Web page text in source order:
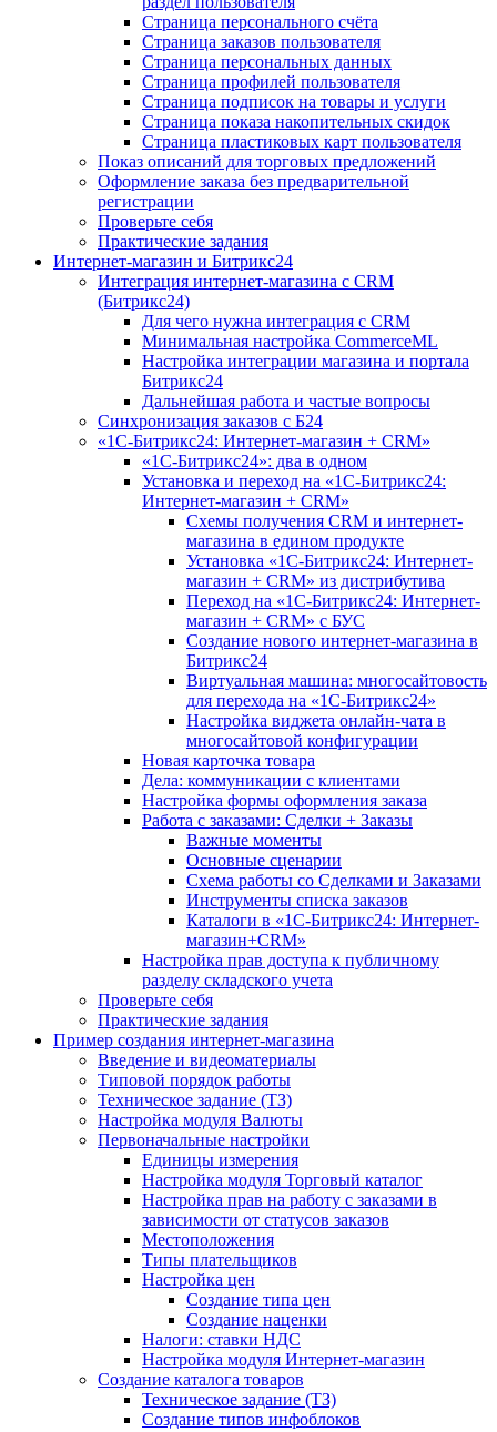
Страница персонального счёта
Страница заказов пользователя
Страница персональных данных
Страница профилей пользователя
Страница подписок на товары и услуги
Страница показа накопительных скидок
Страница пластиковых карт пользователя
Показ описаний для торговых предложений
Оформление заказа без предварительной
регистрации
Проверьте себя
Практические задания
Интернет-магазин и Битрикс24
Интеграция интернет-магазина с CRM
(Битрикс24)
Для чего нужна интеграция с CRM
Минимальная настройка CommerceML
Настройка интеграции магазина и портала
Битрикс24
Дальнейшая работа и частые вопросы
Синхронизация заказов с Б24
«1С-Битрикс24: Интернет-магазин + CRM»
«1С-Битрикс24»: два в одном
Установка и переход на «1С-Битрикс24:
Интернет-магазин + CRM»
Схемы получения CRM и интернет-
магазина в едином продукте
Установка «1С-Битрикс24: Интернет-
магазин + CRM» из дистрибутива
Переход на «1С-Битрикс24: Интернет-
магазин + CRM» с БУС
Создание нового интернет-магазина в
Битрикс24
Виртуальная машина: многосайтовость
для перехода на «1С-Битрикс24»
Настройка виджета онлайн-чата в
многосайтовой конфигурации
Новая карточка товара
Дела: коммуникации с клиентами
Настройка формы оформления заказа
Работа с заказами: Сделки + Заказы
Важные моменты
Основные сценарии
Схема работы со Сделками и Заказами
Инструменты списка заказов
Каталоги в «1С-Битрикс24: Интернет-
магазин+CRM»
Настройка прав доступа к публичному
разделу складского учета
Проверьте себя
Практические задания
Пример создания интернет-магазина
Введение и видеоматериалы
Типовой порядок работы
Техническое задание (ТЗ)
Настройка модуля Валюты
Первоначальные настройки
Единицы измерения
Настройка модуля Торговый каталог
Настройка прав на работу с заказами в
зависимости от статусов заказов
Местоположения
Типы плательщиков
Настройка цен
Создание типа цен
Создание наценки
Налоги: ставки НДС
Настройка модуля Интернет-магазин
Создание каталога товаров
Техническое задание (ТЗ)
Создание типов инфоблоков